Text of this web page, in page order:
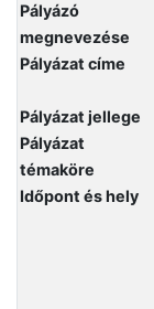
Pályázó
megnevezése
Pályázat címe
Pályázat jellege
Pályázat
témaköre
Időpont és hely